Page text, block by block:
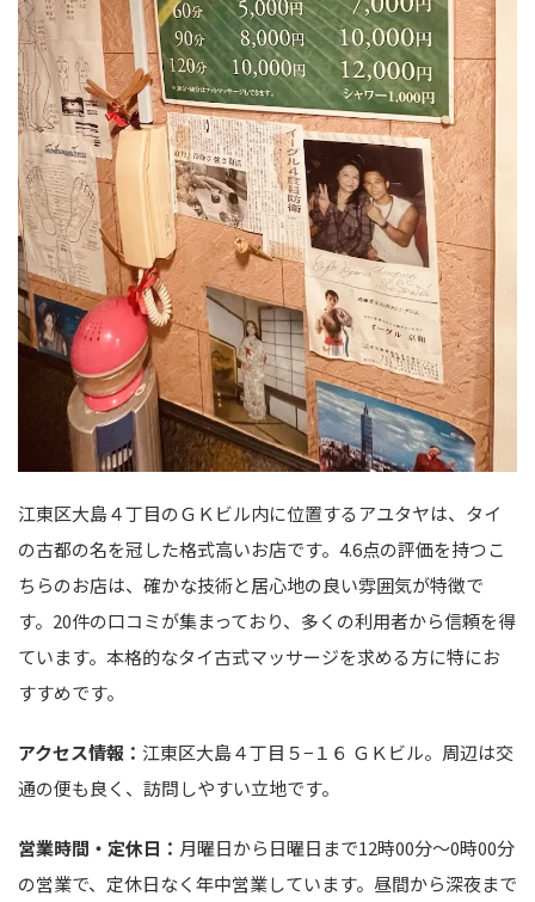
江東区大島４丁目のＧＫビル内に位置するアユタヤは、タイ
の古都の名を冠した格式高いお店です。4.6点の評価を持つこ
ちらのお店は、確かな技術と居心地の良い雰囲気が特徴で
す。20件の口コミが集まっており、多くの利用者から信頼を得
ています。本格的なタイ古式マッサージを求める方に特にお
すすめです。
アクセス情報： 江東区大島４丁目５−１６ ＧＫビル。周辺は交
通の便も良く、訪問しやすい立地です。
営業時間・定休日： 月曜日から日曜日まで12時00分～0時00分
の営業で、定休日なく年中営業しています。昼間から深夜まで